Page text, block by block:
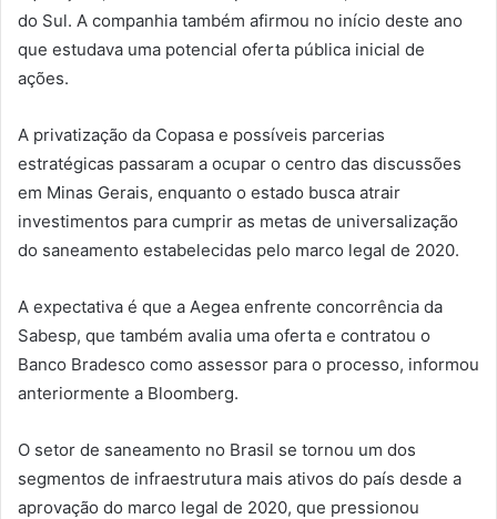
do Sul. A companhia também afirmou no início deste ano
que estudava uma potencial oferta pública inicial de
ações.
A privatização da Copasa e possíveis parcerias
estratégicas passaram a ocupar o centro das discussões
em Minas Gerais, enquanto o estado busca atrair
investimentos para cumprir as metas de universalização
do saneamento estabelecidas pelo marco legal de 2020.
A expectativa é que a Aegea enfrente concorrência da
Sabesp, que também avalia uma oferta e contratou o
Banco Bradesco como assessor para o processo, informou
anteriormente a Bloomberg.
O setor de saneamento no Brasil se tornou um dos
segmentos de infraestrutura mais ativos do país desde a
aprovação do marco legal de 2020, que pressionou